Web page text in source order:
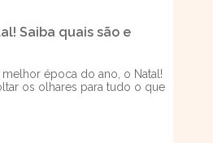
Saiba quais são e
época do ano, o Natal!
os olhares para tudo o que